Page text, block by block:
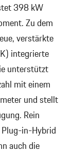
398 kW
Zu dem
verstärkte
integrierte
unterstützt
mit einem
und stellt
Rein
in-Hybrid
auch die